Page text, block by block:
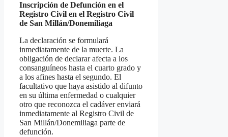
Inscripción de Defunción en el
Registro Civil en el Registro Civil
de San Millán/Donemiliaga
La declaración se formulará
inmediatamente de la muerte. La
obligación de declarar afecta a los
consanguíneos hasta el cuarto grado y
a los afines hasta el segundo. El
facultativo que haya asistido al difunto
en su última enfermedad o cualquier
otro que reconozca el cadáver enviará
inmediatamente al Registro Civil de
San Millán/Donemiliaga parte de
defunción.